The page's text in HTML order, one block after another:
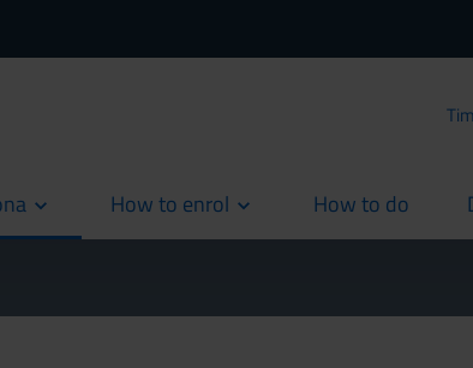
How to enrol How to do
current